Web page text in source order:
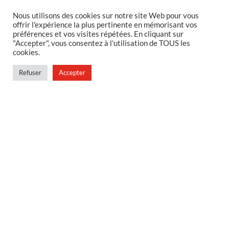
MENTIONS LEGALES
Foire aux questions
Conditions générales de vente
Conditions générales de vente en magasin
Nous utilisons des cookies sur notre site Web pour vous
offrir l'expérience la plus pertinente en mémorisant vos
préférences et vos visites répétées. En cliquant sur
"Accepter", vous consentez à l'utilisation de TOUS les
cookies.
Refuser Accepter